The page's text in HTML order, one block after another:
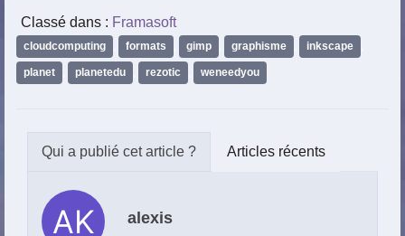
Classé dans : Framasoft
cloudcomputing formats gimp graphisme inkscape
planet planetedu rezotic weneedyou
Articles récents
alexis